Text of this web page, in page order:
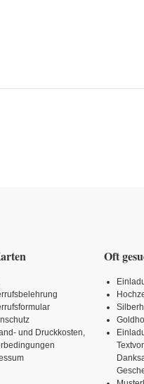
und Druckkosten,
Oft